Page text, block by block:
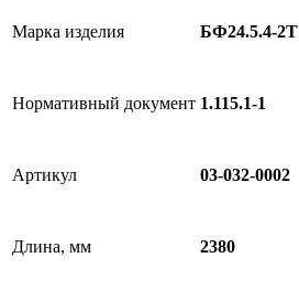
Марка изделия БФ24.5.4-2Т
Нормативный документ 1.115.1-1
Артикул 03-032-0002
Длина, мм 2380